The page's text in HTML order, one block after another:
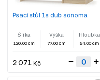
Psací stůl 1s dub sonoma
Šířka
120.00 cm
Výška
77.00 cm
Hloubka
54.00 cm
2 071 Kč